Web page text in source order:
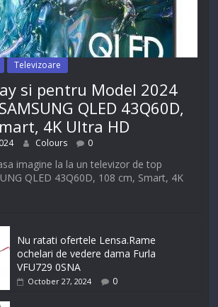
Televizoare
si pentru Model 2024
QLED 43Q60D,
4K Ultra HD
Colours 0
imagine la la un televizor de top
QLED 43Q60D, 108 cm, Smart, 4K
Nu ratati ofertele Lensa.Rame
ochelari de vedere dama Furla
VFU729 0SNA
October 27, 2024 0